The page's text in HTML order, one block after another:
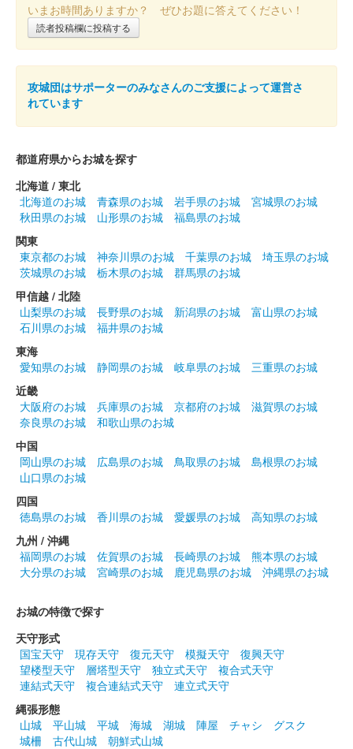
いまお時間ありますか？ ぜひお題に答えてください！
読者投稿欄に投稿する
攻城団はサポーターのみなさんのご支援によって運営さ
れています
都道府県からお城を探す
北海道 / 東北
北海道のお城
青森県のお城 岩手県のお城
宮城県のお城
秋田県のお城
山形県のお城
福島県のお城
関東
東京都のお城
神奈川県のお城 千葉県のお城
埼玉県のお城
茨城県のお城
栃木県のお城
群馬県のお城
甲信越 / 北陸
山梨県のお城
長野県のお城 新潟県のお城
富山県のお城
石川県のお城
福井県のお城
東海
愛知県のお城
静岡県のお城 岐阜県のお城
三重県のお城
近畿
大阪府のお城
兵庫県のお城 京都府のお城
滋賀県のお城
奈良県のお城
和歌山県のお城
中国
岡山県のお城
広島県のお城 鳥取県のお城
島根県のお城
山口県のお城
四国
徳島県のお城
香川県のお城 愛媛県のお城
高知県のお城
九州 / 沖縄
福岡県のお城
佐賀県のお城 長崎県のお城
熊本県のお城
大分県のお城
宮崎県のお城 鹿児島県のお城 沖縄県のお城
お城の特徴で探す
天守形式
国宝天守
現存天守 復元天守 模擬天守
復興天守
望楼型天守
層塔型天守 独立式天守
複合式天守
連結式天守
複合連結式天守
連立式天守
縄張形態
山城
平山城 平城 海城 湖城 陣屋 チャシ
グスク
城柵
古代山城
朝鮮式山城